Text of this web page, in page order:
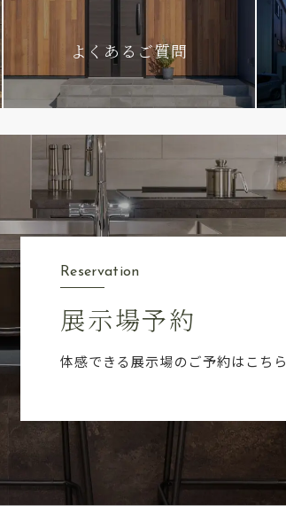
よくあるご質問
Reservation
展示場予約
体感できる展示場のご予約はこちら